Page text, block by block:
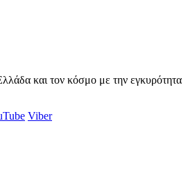
και τον κόσμο με την εγκυρότητα
Viber